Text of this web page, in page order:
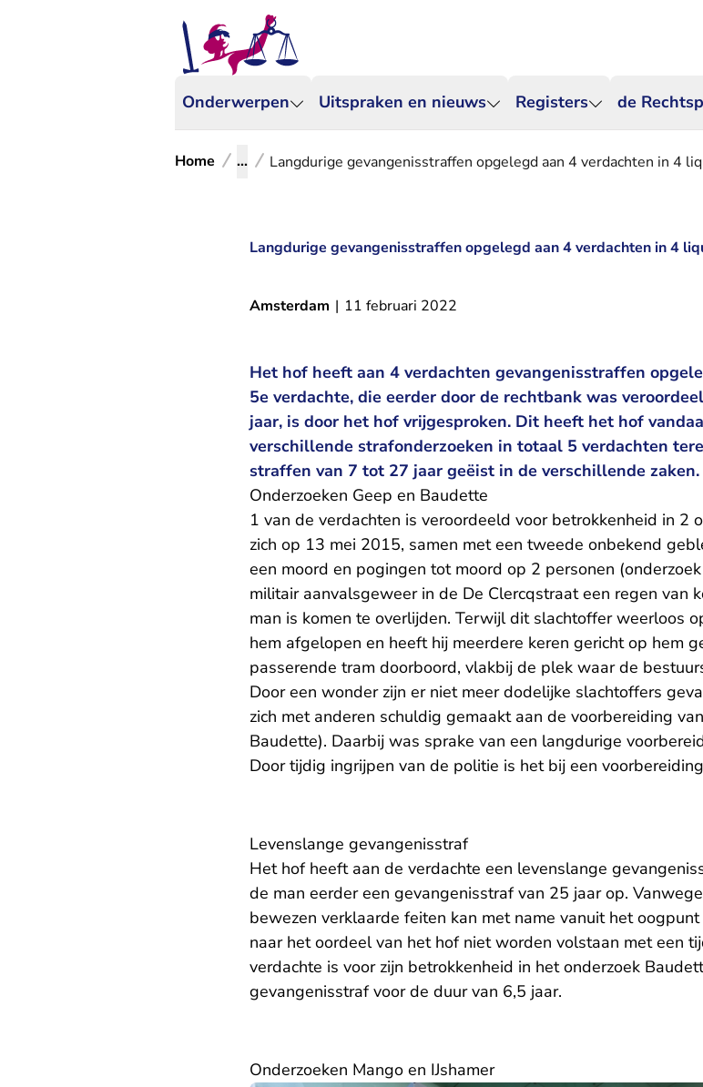
Onderwerpen Uitspraken en nieuws Registers de
Home ... Langdurige gevangenisstraffen opgelegd aan 4 verdachten in 4
Langdurige gevangenisstraffen opgelegd aan 4 verdachten in 4
Amsterdam | 11 februari 2022
Het hof heeft aan 4 verdachten gevangenisstraffen
5e verdachte, die eerder door de rechtbank was
jaar, is door het hof vrijgesproken. Dit heeft het hof
verschillende strafonderzoeken in totaal 5 verdachten
straffen van 7 tot 27 jaar geëist in de verschillende zaken.
Onderzoeken Geep en Baudette
1 van de verdachten is veroordeeld voor betrokkenheid in 2
zich op 13 mei 2015, samen met een tweede onbekend
een moord en pogingen tot moord op 2 personen
militair aanvalsgeweer in de De Clercqstraat een regen van
man is komen te overlijden. Terwijl dit slachtoffer weerloos
hem afgelopen en heeft hij meerdere keren gericht op hem
passerende tram doorboord, vlakbij de plek waar de
Door een wonder zijn er niet meer dodelijke slachtoffers
zich met anderen schuldig gemaakt aan de voorbereiding
Baudette). Daarbij was sprake van een langdurige
Door tijdig ingrijpen van de politie is het bij een
Levenslange gevangenisstraf
Het hof heeft aan de verdachte een levenslange
de man eerder een gevangenisstraf van 25 jaar op.
bewezen verklaarde feiten kan met name vanuit het
naar het oordeel van het hof niet worden volstaan met een
verdachte is voor zijn betrokkenheid in het onderzoek
gevangenisstraf voor de duur van 6,5 jaar.
Onderzoeken Mango en IJshamer